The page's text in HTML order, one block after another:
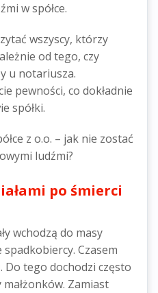
w spółce.
wszyscy, którzy
od tego, czy
u notariusza.
pewności, co dokładnie
spółki.
po śmierci
wchodzą do masy
Czasem
Do tego dochodzi często
Zamiast